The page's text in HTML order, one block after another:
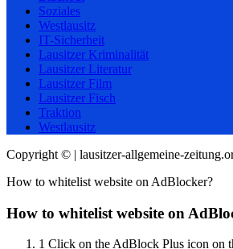
Soziales
Westlausitz
IT-Sicherheit
Lausitzer Kriminalität
Lausitzer Literatur
Lausitzer Film
Lausitzer Fisch
Traktion
Westlausitz
Copyright © | lausitzer-allgemeine-
How to whitelist website on AdBlocker?
How to whitelist website on
1 Click on the AdBlock Plus icon on